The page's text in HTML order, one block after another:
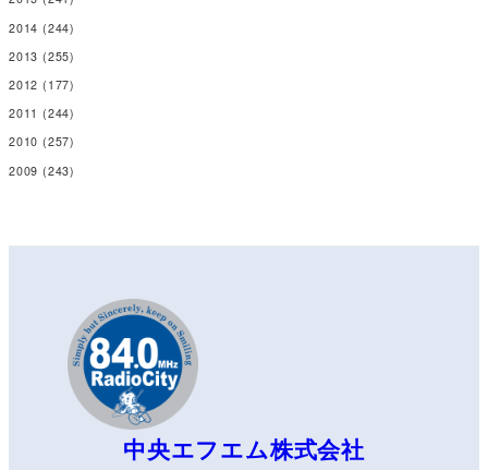
2014 (244)
2013 (255)
2012 (177)
2011 (244)
2010 (257)
2009 (243)
中央エフエム株式会社